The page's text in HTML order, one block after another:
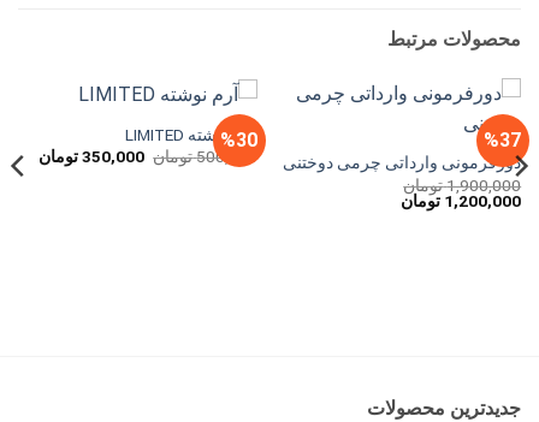
محصولات مرتبط
%37
دورفرمونی وارداتی چرمی دوختنی
1,900,000تومان
قیمت
اصلی
1,200,000 تومانقیمت
%30
آرم نوشته LIMITED
500,000تومان قیمت
اصلی
350,000تومانقیمت
فعلی
جدیدترین محصولات